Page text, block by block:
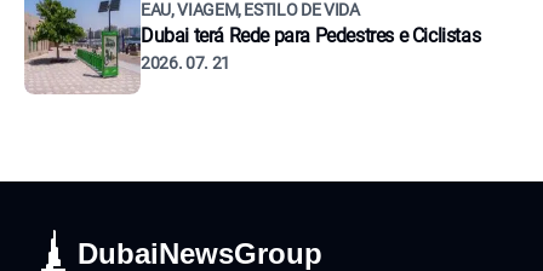
EAU, VIAGEM, ESTILO DE VIDA
Dubai terá Rede para Pedestres e Ciclistas
2026. 07. 21
DubaiNewsGroup